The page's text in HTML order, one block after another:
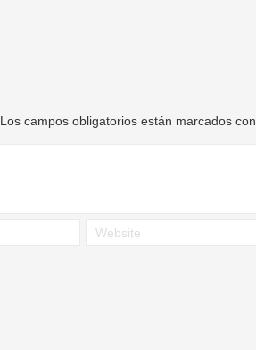
Los campos obligatorios están marcados con